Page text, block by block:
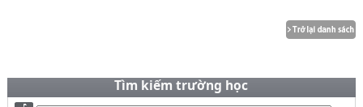
Tìm kiếm trường học